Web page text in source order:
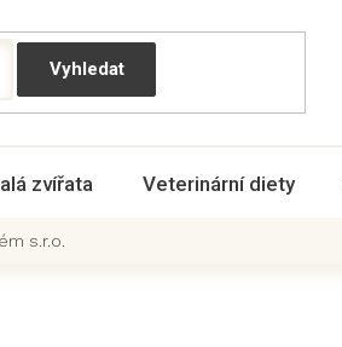
zvířata Veterinární diety
s.r.o.